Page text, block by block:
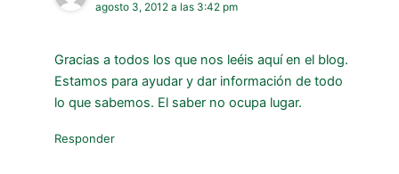
agosto 3, 2012 a las 3:42 pm
Gracias a todos los que nos leéis aquí en el blog.
Estamos para ayudar y dar información de todo
lo que sabemos. El saber no ocupa lugar.
Responder